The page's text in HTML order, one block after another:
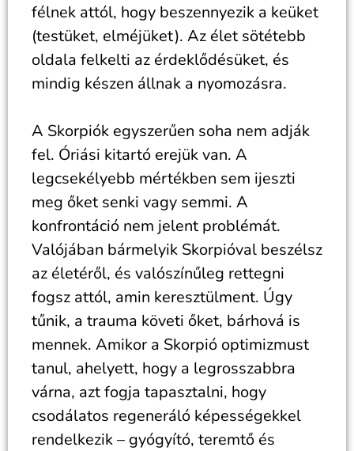
félnek attól, hogy beszennyezik a keüket
(testüket, elméjüket). Az élet sötétebb
oldala felkelti az érdeklődésüket, és
mindig készen állnak a nyomozásra.
A Skorpiók egyszerűen soha nem adják
fel. Óriási kitartó erejük van. A
legcsekélyebb mértékben sem ijeszti
meg őket senki vagy semmi. A
konfrontáció nem jelent problémát.
Valójában bármelyik Skorpióval beszélsz
az életéről, és valószínűleg rettegni
fogsz attól, amin keresztülment. Úgy
tűnik, a trauma követi őket, bárhová is
mennek. Amikor a Skorpió optimizmust
tanul, ahelyett, hogy a legrosszabbra
várna, azt fogja tapasztalni, hogy
csodálatos regeneráló képességekkel
rendelkezik – gyógyító, teremtő és